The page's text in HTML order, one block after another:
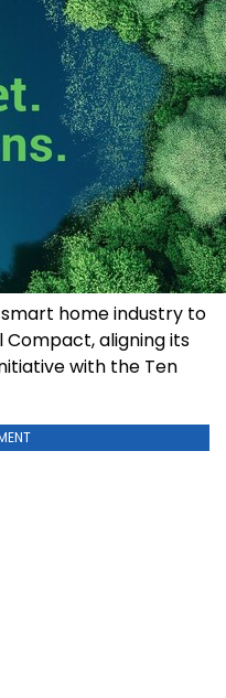
smart home industry to
Compact, aligning its
with the Ten